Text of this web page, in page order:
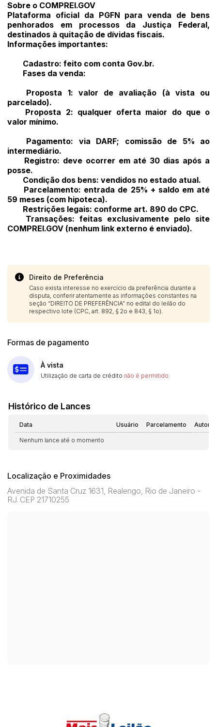
Sobre o COMPREI.GOV
Plataforma oficial da PGFN para venda de bens
penhorados em processos da Justiça Federal,
destinados à quitação de dívidas fiscais.
Informações importantes:
Cadastro: feito com conta Gov.br.
Fases da venda:
Proposta 1: valor de avaliação (à vista ou
parcelado).
Proposta 2: qualquer oferta maior do que o
valor mínimo.
Pagamento: via DARF; comissão de 5% ao
intermediário.
Registro: deve ocorrer em até 30 dias após a
posse.
Condição dos bens: vendidos no estado atual.
Parcelamento: entrada de 25% + saldo em até
59 meses (com hipoteca).
Restrições legais: conforme art. 890 do CPC.
Transações: feitas exclusivamente pelo site
COMPREI.GOV (nenhum link externo é enviado).
Direito de Preferência
Caso exista interesse no exercício da preferência durante a
disputa, conferir atentamente as informações constantes na
seção “DIREITO DE PREFERÊNCIA” no edital do leilão do
respectivo lote (CPC, art. 892, § 2o e 843, § 1o).
Formas de pagamento
À vista
Utilização de carta de crédito não é permitido
Histórico de Lances
Data Usuário Parcelamento
Nenhum lance até o momento
Localização e Proximidades
Avenida de Santa Cruz 1631, Realengo, Rio de Janeiro -
RJ. CEP 21710255